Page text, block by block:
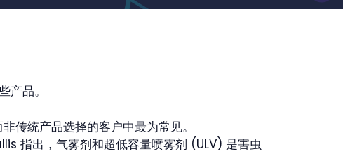
品。
传统产品选择的客户中最为常见。
指出，气雾剂和超低容量喷雾剂 (ULV) 是害虫